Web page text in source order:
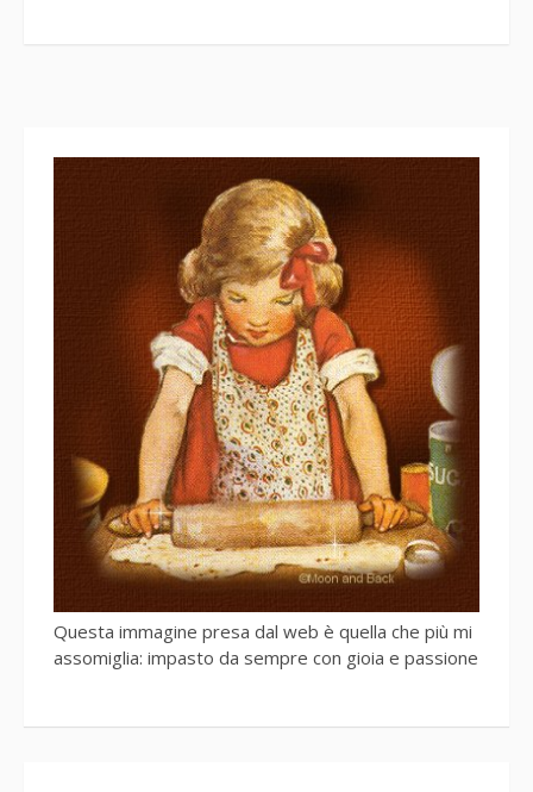
Questa immagine presa dal web è quella che più mi
assomiglia: impasto da sempre con gioia e passione